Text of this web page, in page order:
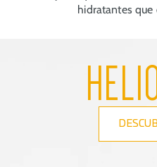
hidratantes que